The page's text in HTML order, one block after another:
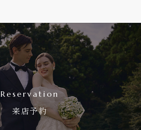
Reservation
来店予約